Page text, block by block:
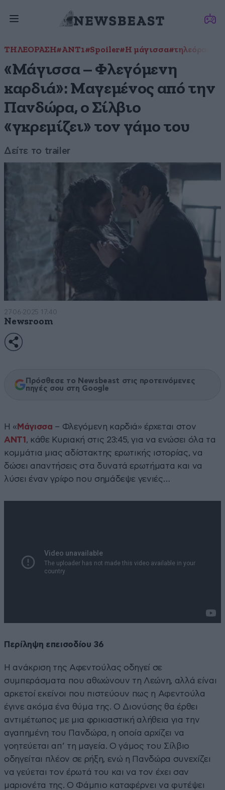
ΤΗΛΕΟΡΑΣΗ#ANT1#Spoiler#Η μάγισσα#τηλεόραση
«Μάγισσα – Φλεγόμενη
καρδιά»: Μαγεμένος από την
Πανδώρα, ο Σίλβιο
«γκρεμίζει» τον γάμο του
Δείτε το trailer
27·06·2025 17:40
Newsroom
Πρόσθεσε το Newsbeast στις προτεινόμενες
πηγές σου στη Google
Η « Μάγισσα – Φλεγόμενη καρδιά» έρχεται στον
ΑΝΤ1 , κάθε Κυριακή στις 23:45, για να ενώσει όλα τα
κομμάτια μιας αδίστακτης ερωτικής ιστορίας, να
δώσει απαντήσεις στα δυνατά ερωτήματα και να
λύσει έναν γρίφο που σημάδεψε γενιές…
Περίληψη επεισοδίου 36
Η ανάκριση της Αφεντούλας οδηγεί σε
συμπεράσματα που αθωώνουν τη Λεώνη, αλλά είναι
αρκετοί εκείνοι που πιστεύουν πως η Αφεντούλα
έγινε ακόμα ένα θύμα της. Ο Διονύσης θα έρθει
αντιμέτωπος με μια φρικιαστική αλήθεια για την
αγαπημένη του Πανδώρα, η οποία αρχίζει να
γοητεύεται απ’ τη μαγεία. Ο γάμος του Σίλβιο
οδηγείται πλέον σε ρήξη, ενώ η Πανδώρα συνεχίζει
να γεύεται τον έρωτά του και να τον έχει σαν
μαριονέτα της. Ο Φάμπιο καταφέρνει να φυτέψει